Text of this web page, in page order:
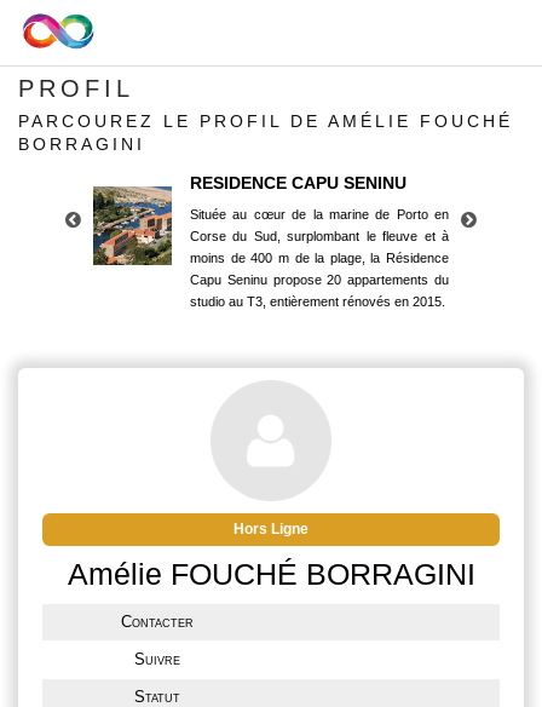
PROFIL
PARCOUREZ LE PROFIL DE AMÉLIE FOUCHÉ
BORRAGINI
RESIDENCE CAPU SENINU
Située au cœur de la marine de Porto en
Corse du Sud, surplombant le fleuve et à
moins de 400 m de la plage, la Résidence
Capu Seninu propose 20 appartements du
studio au T3, entièrement rénovés en 2015.
Corse du Sud, surplombant le fleuve et à
moins de 400 m de la plage, la Résidence
Capu Seninu propose 20 appartements du
studio au T3, entièrement rénovés en 2015.
Hors Ligne
Amélie FOUCHÉ BORRAGINI
Contacter
Suivre
Statut